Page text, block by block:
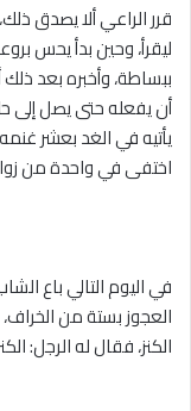
قرر الراعي ألا يصدق
ليقرأ، وحين بدأ يحس
ببساطة، وأخبره بعد
أن يفعله حتى يصل إلى
يأتيه في الغد بعشر
اختفى في واحدة من
في اليوم التالي باع
العجوز بستة من
الكنز، فقال له الرجل: